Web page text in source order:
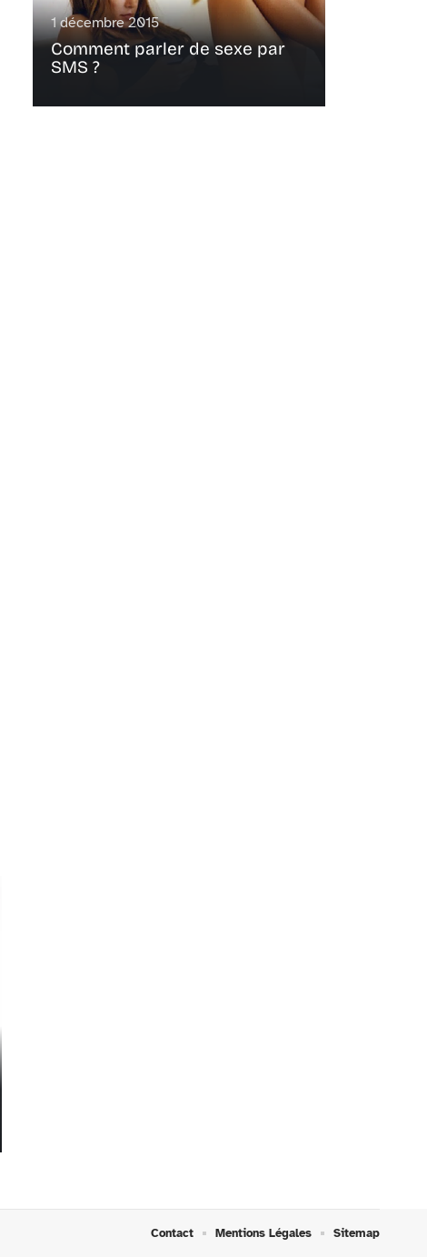
1 décembre 2015
Comment parler de sexe par
SMS ?
Contact Mentions Légales Sitemap